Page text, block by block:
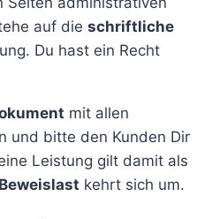
auf die schriftliche
Du hast ein Recht
mit allen
und bitte den Kunden Dir
Leistung gilt damit als
Beweislast kehrt sich um.